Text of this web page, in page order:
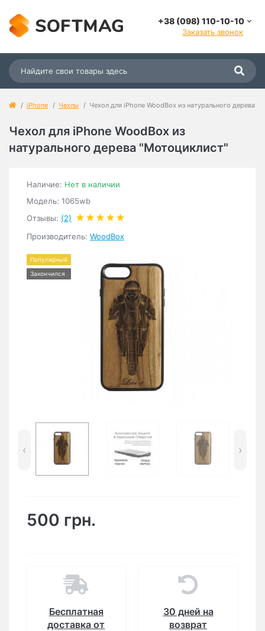
+38 (098) 110-10-10
Заказать звонок
iPhone Чехлы Чехол для iPhone WoodBox из натурального дерева
Чехол для iPhone WoodBox из
натурального дерева "Мотоциклист"
Наличие: Нет в наличии
Модель: 1065wb
Отзывы: (2)
Производитель: WoodBox
Популярный
Закончился
‹ ›
500 грн.
Бесплатная
доставка от
30 дней на
возврат